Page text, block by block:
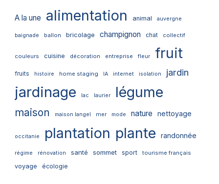
A la une alimentation animal auvergne
baignade ballon bricolage champignon chat collectif
couleurs cuisine décoration entreprise fleur fruit
fruits histoire home staging IA internet isolation jardin
jardinage lac laurier légume
maison maison langel mer mode nature nettoyage
occitanie plantation plante randonnée
régime rénovation santé sommet sport tourisme français
voyage écologie